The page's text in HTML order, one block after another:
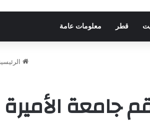
قطر معلومات عامة
جامعة الأميرة